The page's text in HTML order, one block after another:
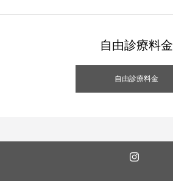
自由診療料金
自由診療料金